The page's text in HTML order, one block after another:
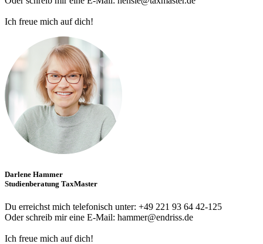
Ich freue mich auf dich!
Darlene Hammer
Studienberatung TaxMaster
Du erreichst mich telefonisch unter: +49 221 93 64 42-125
Oder schreib mir eine E-Mail: hammer@endriss.de
Ich freue mich auf dich!